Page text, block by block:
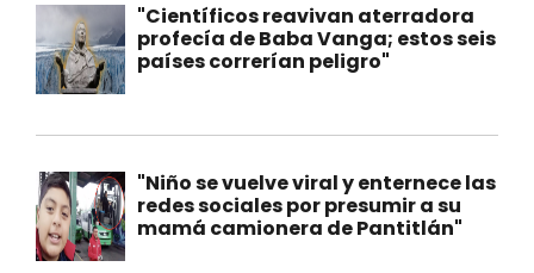
"Científicos reavivan aterradora
profecía de Baba Vanga; estos seis
países correrían peligro"
"Niño se vuelve viral y enternece las
redes sociales por presumir a su
mamá camionera de Pantitlán"